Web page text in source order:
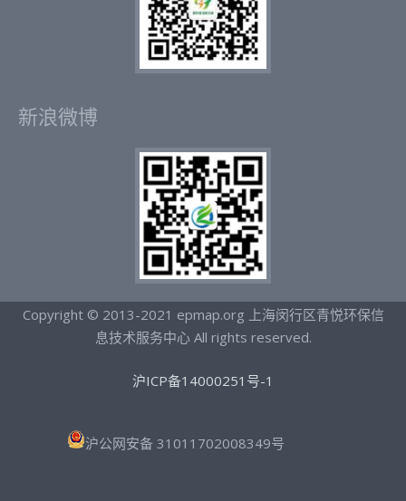
新浪微博
Copyright © 2013-2021 epmap.org 上海闵行区青悦环保信
息技术服务中心 All rights reserved.
沪ICP备14000251号-1
沪公网安备 31011702008349号